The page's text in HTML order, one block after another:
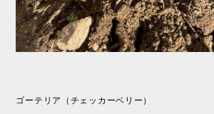
ゴーテリア（チェッカーベリー）